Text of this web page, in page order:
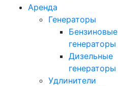
Аренда
Генераторы
Бензиновые
генераторы
Дизельные
генераторы
Удлинители